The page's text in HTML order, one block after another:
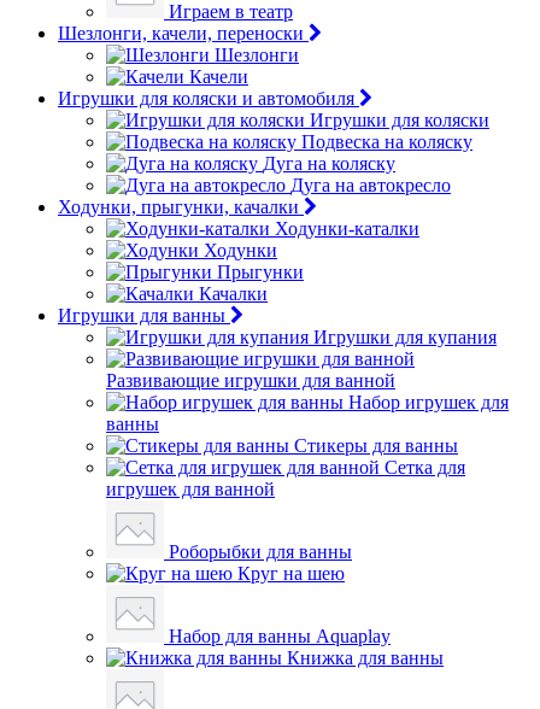
Играем в театр
Шезлонги, качели, переноски
Шезлонги
Качели
Игрушки для коляски и автомобиля
Игрушки для коляски
Подвеска на коляску
Дуга на коляску
Дуга на автокресло
Ходунки, прыгунки, качалки
Ходунки-каталки
Ходунки
Прыгунки
Качалки
Игрушки для ванны
Игрушки для купания
Развивающие игрушки для ванной
Набор игрушек для
ванны
Стикеры для ванны
Сетка для
игрушек для ванной
Роборыбки для ванны
Круг на шею
Набор для ванны Aquaplay
Книжка для ванны